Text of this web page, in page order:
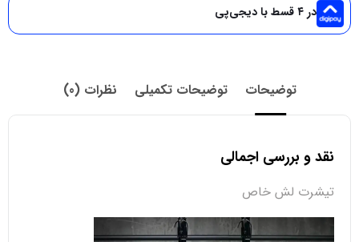
در ۴ قسط با دیجی‌پی
توضیحات توضیحات تکمیلی نظرات (0)
نقد و بررسی اجمالی
تیشرت لش خاص